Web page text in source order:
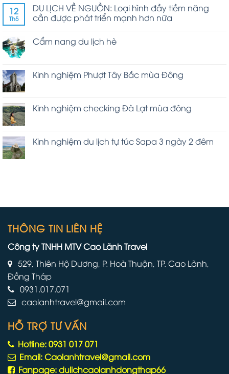
12
Th5
DU LỊCH VỀ NGUỒN: Loại hình đầy tiềm năng
cần được phát triển mạnh hơn nữa
Cẩm nang du lịch hè
Kinh nghiệm Phượt Tây Bắc mùa Đông
Kinh nghiệm checking Đà Lạt mùa đông
Kinh nghiệm du lịch tự túc Sapa 3 ngày 2 đêm
THÔNG TIN LIÊN HỆ
Công ty TNHH MTV Cao Lãnh Travel
529, Thiên Hộ Dương, P. Hoà Thuận, TP. Cao Lãnh,
Đồng Tháp
0931.017.071
caolanhtravel@gmail.com
HỖ TRỢ TƯ VẤN
Hotline: 0931 017 071
Email: Caolanhtravel@gmail.com
Fanpage: dulichcaolanhdongthap66